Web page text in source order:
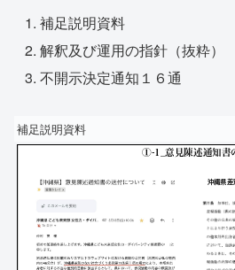
補足説明資料
解釈及び運用の指針（抜粋）
不開示決定通知１６通
補足説明資料